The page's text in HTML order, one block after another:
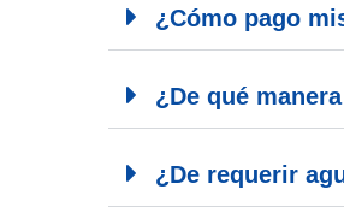
¿Cómo pago
¿De qué
¿De requerir